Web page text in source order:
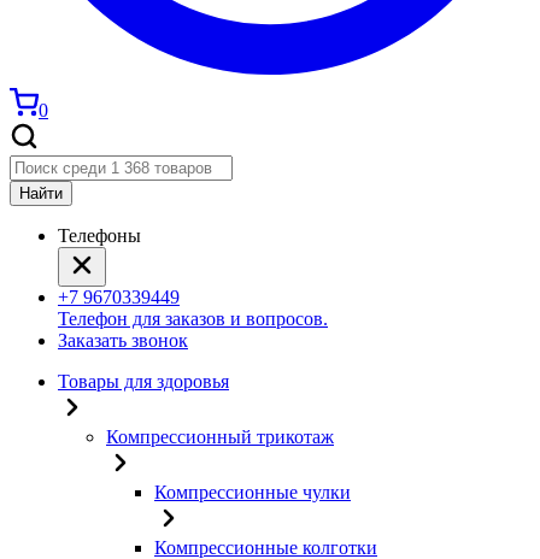
0
Найти
Телефоны
+7 9670339449
Телефон для заказов и вопросов.
Заказать звонок
Товары для здоровья
Компрессионный трикотаж
Компрессионные чулки
Компрессионные колготки